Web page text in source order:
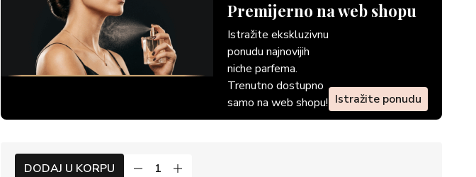
Premijerno na web shopu
Istražite ekskluzivnu
ponudu najnovijih
niche parfema.
Trenutno dostupno
samo na web shopu! Istražite ponudu
DODAJ U KORPU